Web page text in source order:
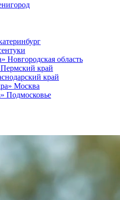
Новгородская область
Пермский край
край
Москва
Подмосковье